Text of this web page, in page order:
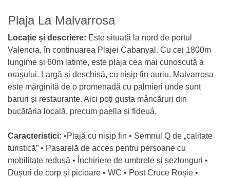
Plaja La Malvarrosa
Locație și descriere: Este situată la nord de portul
Valencia, în continuarea Plajei Cabanyal. Cu cei 1800m
lungime și 60m latime, este plaja cea mai cunoscută a
orașului. Largă și deschisă, cu nisip fin auriu, Malvarrosa
este mărginită de o promenadă cu palmieri unde sunt
baruri și restaurante. Aici poți gusta mâncăruri din
bucătăria locală, precum paella și fideuá.
Caracteristici: •Plajă cu nisip fin • Semnul Q de „calitate
turistică” • Pasarelă de acces pentru persoane cu
mobilitate redusă • Închiriere de umbrele și șezlonguri •
Dușuri de corp și picioare • WC • Post Cruce Roșie •